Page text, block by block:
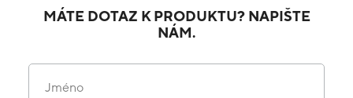
MÁTE DOTAZ K PRODUKTU? NAPIŠTE
NÁM.
Jméno